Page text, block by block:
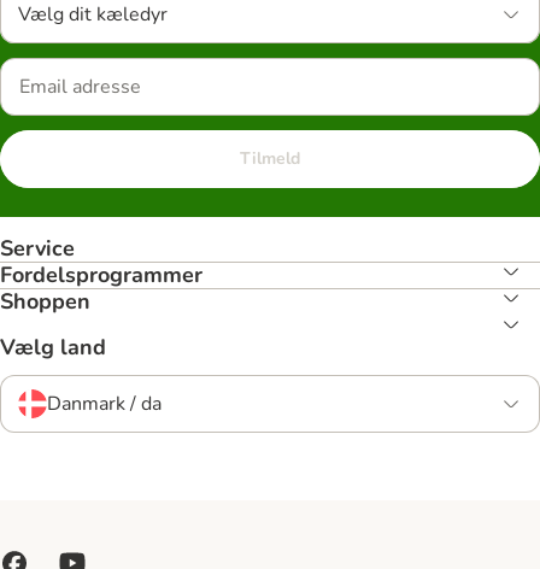
Vælg dit kæledyr
Tilmeld
Service
Fordelsprogrammer
Shoppen
Vælg land
Danmark / da